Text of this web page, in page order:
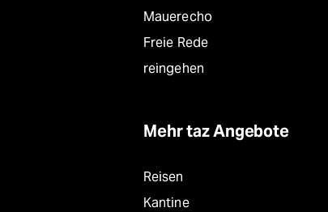
Mauerecho
Freie Rede
reingehen
Mehr taz Angebote
Reisen
Kantine